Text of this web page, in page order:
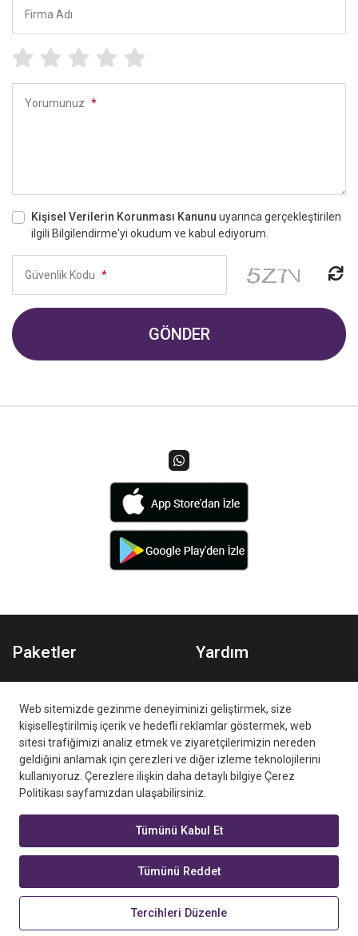
Web sitemizde gezinme deneyiminizi geliştirmek, size
kişiselleştirilmiş içerik ve hedefli reklamlar göstermek, web
sitesi trafiğimizi analiz etmek ve ziyaretçilerimizin nereden
geldiğini anlamak için çerezleri ve diğer izleme teknolojilerini
kullanıyoruz. Çerezlere ilişkin daha detaylı bilgiye Çerez
Politikası sayfamızdan ulaşabilirsiniz.
Tümünü Kabul Et
Tümünü Reddet
Tercihleri Düzenle
Firma Adı
Yorumunuz *
Kişisel Verilerin Korunması Kanunu uyarınca gerçekleştirilen
ilgili Bilgilendirme'yi okudum ve kabul ediyorum.
Güvenlik Kodu *
GÖNDER
Paketler
Spor Paketi
Aile Paketi
Yardım
Planlar
İzleme Ortamları
Sıkça Sorulan Sorular
Digiturk Play Yurtdışı Yetkili Satış Ortağı
Digiturk Play bir beIN MEDIA GROUP kuruluşudur. © 2026 New
Generation Media LLC Her hakkı saklıdır.